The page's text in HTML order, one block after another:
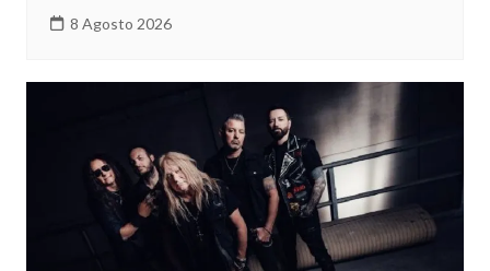
8 Agosto 2026